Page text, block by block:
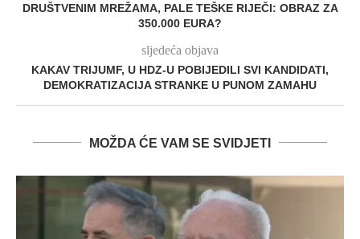
DRUŠTVENIM MREŽAMA, PALE TEŠKE RIJEČI: OBRAZ ZA
350.000 EURA?
sljedeća objava
KAKAV TRIJUMF, U HDZ-U POBIJEDILI SVI KANDIDATI,
DEMOKRATIZACIJA STRANKE U PUNOM ZAMAHU
MOŽDA ĆE VAM SE SVIDJETI